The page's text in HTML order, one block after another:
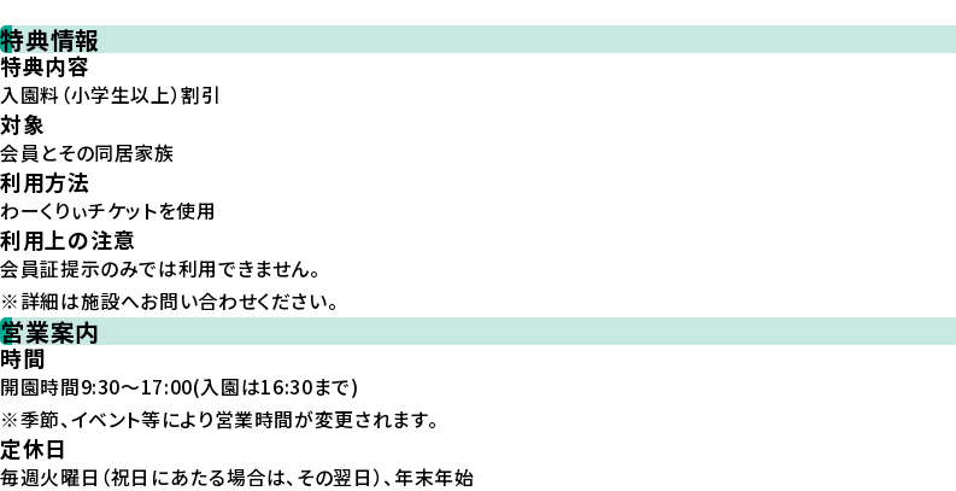
特典情報
特典内容
入園料（小学生以上）割引
対象
会員とその同居家族
利用方法
わーくりぃチケットを使用
利用上の注意
会員証提示のみでは利用できません。
※詳細は施設へお問い合わせください。
営業案内
時間
開園時間9:30～17:00(入園は16:30まで)
※季節、イベント等により営業時間が変更されます。
定休日
毎週火曜日（祝日にあたる場合は、その翌日）、年末年始